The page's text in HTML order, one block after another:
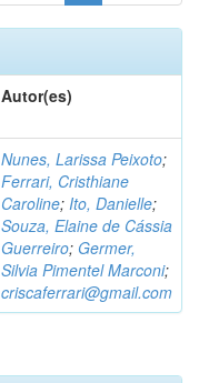
Autor(es)
Nunes, Larissa Peixoto;
Ferrari, Cristhiane
Caroline; Ito, Danielle;
Souza, Elaine de Cássia
Guerreiro; Germer,
Silvia Pimentel Marconi;
criscaferrari@gmail.com